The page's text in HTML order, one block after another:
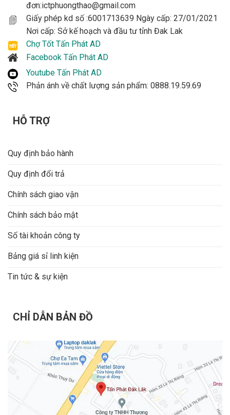
đơn:ictphuongthao@gmail.com
Giấy phép kd số :6001713639 Ngày cấp: 27/01/2021
Nơi cấp: Sở kế hoạch và đầu tư tỉnh Đak Lak
Chợ Tốt Tấn Phát AD
Facebook Tấn Phát AD
Youtube Tấn Phát AD
Phản ánh về chất lượng sản phẩm: 0888.19.59.69
HỖ TRỢ
Quy định bảo hành
Quy định đổi trả
Chính sách giao vận
Chính sách bảo mật
Số tài khoản công ty
Bảng giá sỉ linh kiện
Tin tức & sự kiện
CHỈ DẪN BẢN ĐỒ